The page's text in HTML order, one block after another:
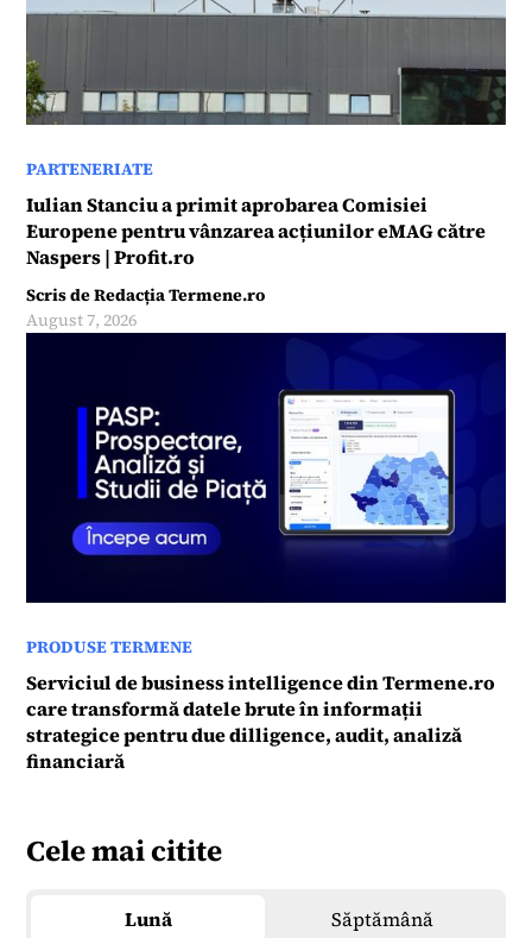
PARTENERIATE
Iulian Stanciu a primit aprobarea Comisiei
Europene pentru vânzarea acțiunilor eMAG către
Naspers | Profit.ro
Scris deRedacția Termene.ro
August 7, 2026
PRODUSE TERMENE
Serviciul de business intelligence din Termene.ro
care transformă datele brute în informații
strategice pentru due dilligence, audit, analiză
financiară
Cele mai citite
Lună Săptămână